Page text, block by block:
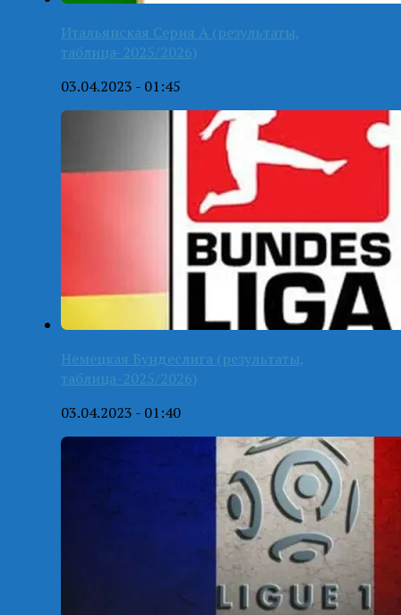
Итальянская Серия А (результаты,
таблица-2025/2026)
03.04.2023 - 01:45
Немецкая Бундеслига (результаты,
таблица-2025/2026)
03.04.2023 - 01:40